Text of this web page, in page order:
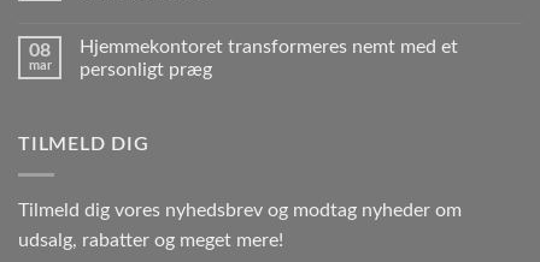
08
mar
Hjemmekontoret transformeres nemt med et
personligt præg
TILMELD DIG
Tilmeld dig vores nyhedsbrev og modtag nyheder om
udsalg, rabatter og meget mere!